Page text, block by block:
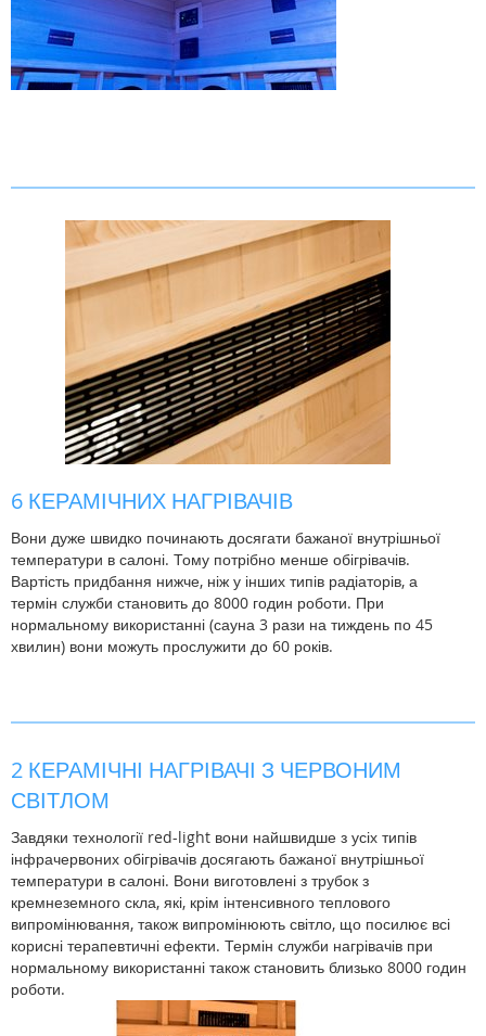
6 КЕРАМІЧНИХ НАГРІВАЧІВ
Вони дуже швидко починають досягати бажаної внутрішньої
температури в салоні. Тому потрібно менше обігрівачів.
Вартість придбання нижче, ніж у інших типів радіаторів, а
термін служби становить до 8000 годин роботи. При
нормальному використанні (сауна 3 рази на тиждень по 45
хвилин) вони можуть прослужити до 60 років.
2 КЕРАМІЧНІ НАГРІВАЧІ З ЧЕРВОНИМ
СВІТЛОМ
Завдяки технології red-light вони найшвидше з усіх типів
інфрачервоних обігрівачів досягають бажаної внутрішньої
температури в салоні. Вони виготовлені з трубок з
кремнеземного скла, які, крім інтенсивного теплового
випромінювання, також випромінюють світло, що посилює всі
корисні терапевтичні ефекти. Термін служби нагрівачів при
нормальному використанні також становить близько 8000 годин
роботи.